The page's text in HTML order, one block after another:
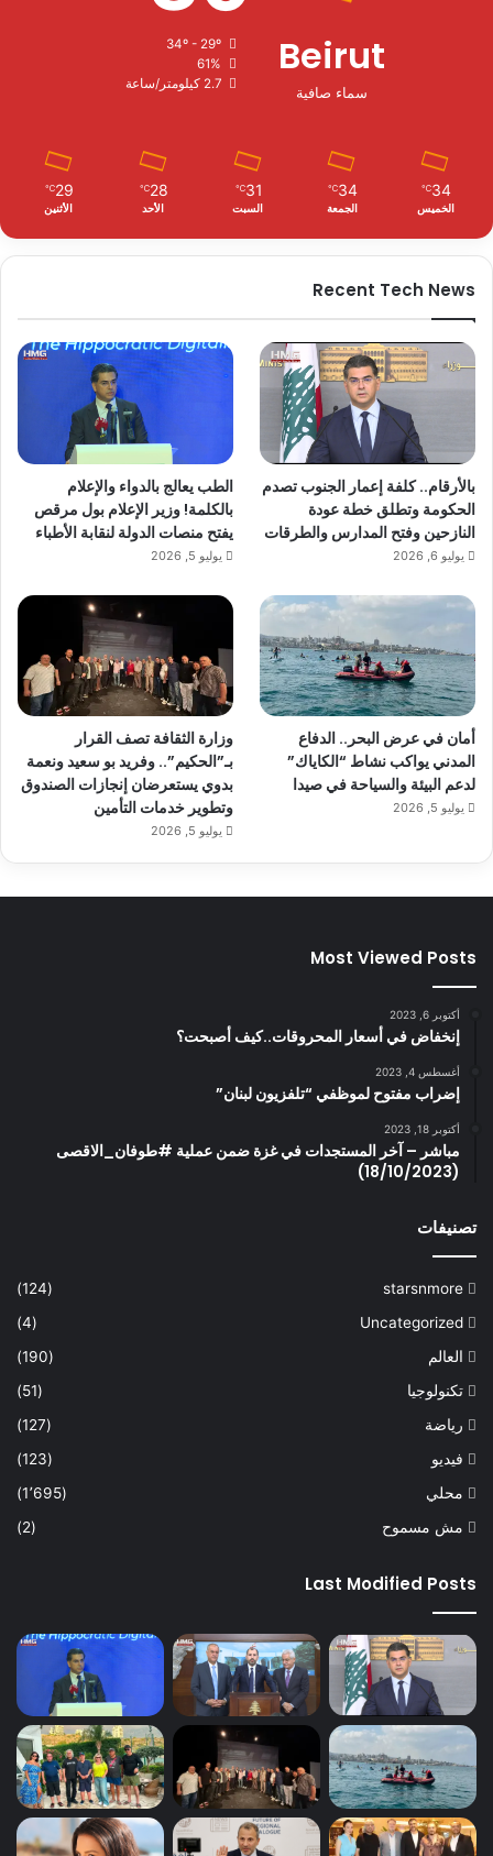
Beirut
سماء صافية
34º - 29º
61%
2.7 كيلومتر/ساعة
34
℃
الخميس
34
℃
الجمعة
31
℃
السبت
28
℃
الأحد
29
℃
الأثنين
Recent Tech News
بالأرقام.. كلفة إعمار الجنوب تصدم
الحكومة وتطلق خطة عودة
النازحين وفتح المدارس والطرقات
يوليو 6, 2026
الطب يعالج بالدواء والإعلام
بالكلمة! وزير الإعلام بول مرقص
يفتح منصات الدولة لنقابة الأطباء
يوليو 5, 2026
أمان في عرض البحر.. الدفاع
المدني يواكب نشاط “الكاياك”
لدعم البيئة والسياحة في صيدا
يوليو 5, 2026
وزارة الثقافة تصف القرار
بـ”الحكيم”.. وفريد بو سعيد ونعمة
بدوي يستعرضان إنجازات الصندوق
وتطوير خدمات التأمين
يوليو 5, 2026
Most Viewed Posts
أكتوبر 6, 2023
إنخفاض في أسعار المحروقات..كيف أصبحت؟
أغسطس 4, 2023
إضراب مفتوح لموظفي “تلفزيون لبنان”
أكتوبر 18, 2023
مباشر – آخر المستجدات في غزة ضمن عملية #طوفان_الاقصى
(18/10/2023)
تصنيفات
starsnmore
(124)
Uncategorized
(4)
العالم
(190)
تكنولوجيا
(51)
رياضة
(127)
فيديو
(123)
محلي
(1٬695)
مش مسموح
(2)
Last Modified Posts